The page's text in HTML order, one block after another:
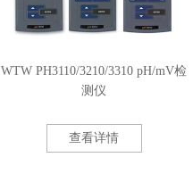
WTW PH3110/3210/3310 pH/mV检
测仪
查看详情